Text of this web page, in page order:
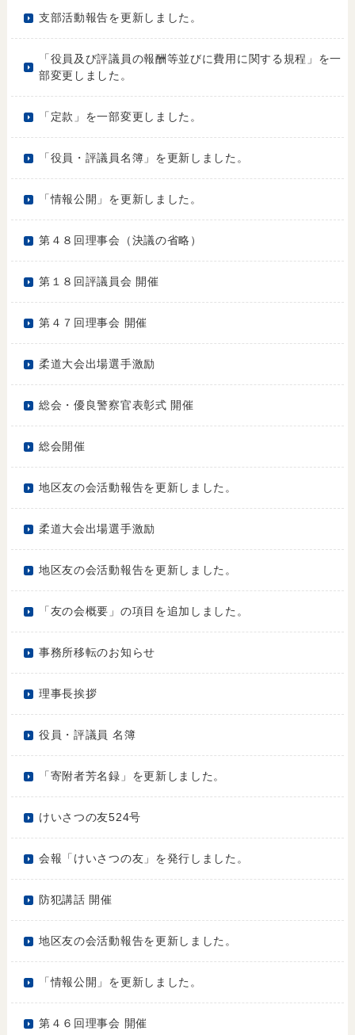
支部活動報告を更新しました。
「役員及び評議員の報酬等並びに費用に関する規程」を一
部変更しました。
「定款」を一部変更しました。
「役員・評議員名簿」を更新しました。
「情報公開」を更新しました。
第４８回理事会（決議の省略）
第１８回評議員会 開催
第４７回理事会 開催
柔道大会出場選手激励
総会・優良警察官表彰式 開催
総会開催
地区友の会活動報告を更新しました。
柔道大会出場選手激励
地区友の会活動報告を更新しました。
「友の会概要」の項目を追加しました。
事務所移転のお知らせ
理事長挨拶
役員・評議員 名簿
「寄附者芳名録」を更新しました。
けいさつの友524号
会報「けいさつの友」を発行しました。
防犯講話 開催
地区友の会活動報告を更新しました。
「情報公開」を更新しました。
第４６回理事会 開催